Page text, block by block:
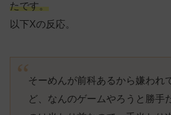
たです。
以下Xの反応。
そーめんが前科あるから嫌われ
ど、なんのゲームやろうと勝手